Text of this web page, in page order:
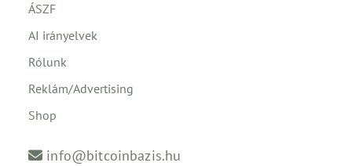
ÁSZF
AI irányelvek
Rólunk
Reklám/Advertising
Shop
info@bitcoinbazis.hu